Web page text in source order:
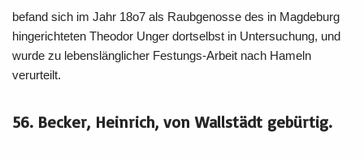
befand sich im Jahr 18o7 als Raubgenosse des in Magdeburg
hingerichteten Theodor Unger dortselbst in Untersuchung, und
wurde zu lebenslänglicher Festungs-Arbeit nach Hameln
verurteilt.
56. Becker, Heinrich, von Wallstädt gebürtig.